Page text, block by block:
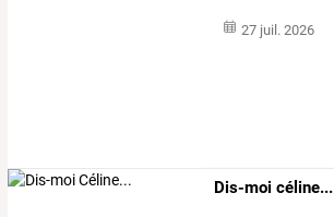
27 juil. 2026
Dis-moi céline...